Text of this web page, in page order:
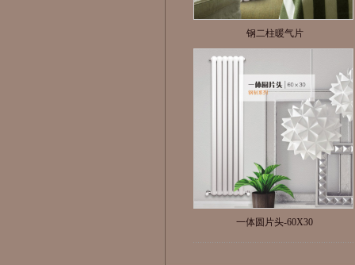
钢二柱暖气片
一体圆片头-60X30